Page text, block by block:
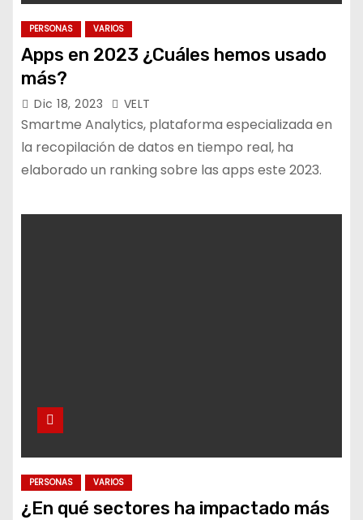
PERSONAS VARIOS
Apps en 2023 ¿Cuáles hemos usado
más?
Dic 18, 2023 VELT
Smartme Analytics, plataforma especializada en
la recopilación de datos en tiempo real, ha
elaborado un ranking sobre las apps este 2023.
PERSONAS VARIOS
¿En qué sectores ha impactado más